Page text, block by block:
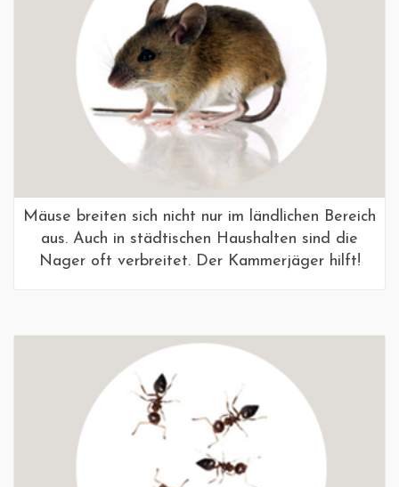
Mäuse breiten sich nicht nur im ländlichen Bereich
aus. Auch in städtischen Haushalten sind die
Nager oft verbreitet. Der Kammerjäger hilft!